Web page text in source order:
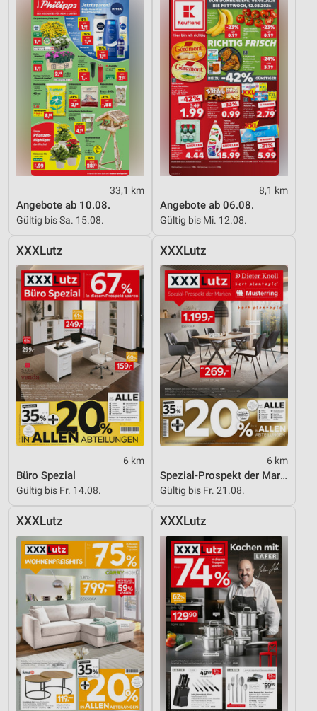
33,1 km
Angebote ab 10.08.
Gültig bis Sa. 15.08.
8,1 km
Angebote ab 06.08.
Gültig bis Mi. 12.08.
XXXLutz
6 km
Büro Spezial
Gültig bis Fr. 14.08.
XXXLutz
6 km
Spezial-Prospekt der Marken
Gültig bis Fr. 21.08.
XXXLutz XXXLutz
Entwicklung und Verbesserung der Angebote
Verwendung reduzierter Daten zur Auswahl von
Inhalten
IAB-Besonderheiten:
Verwendung genauer Standortdaten
Geräte anhand von aktiv angeforderten
Informationen identifizieren
Nicht-IAB-Verarbeitungszwecke:
Performance
Funktional
Werbung